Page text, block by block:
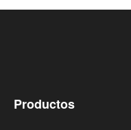
Productos